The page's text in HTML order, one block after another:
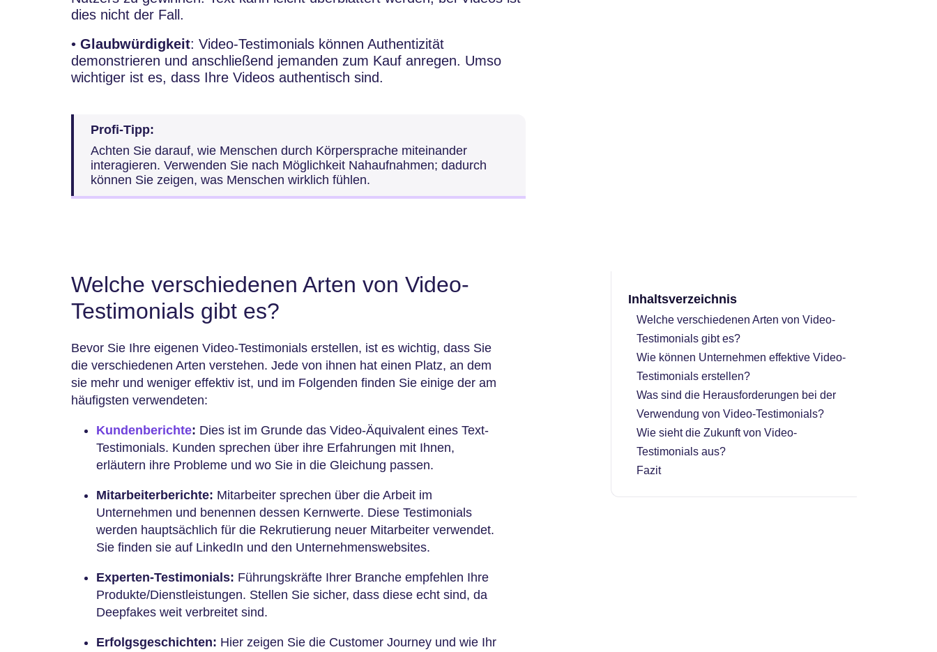
dies nicht der Fall.
• Glaubwürdigkeit: Video-Testimonials können Authentizität
demonstrieren und anschließend jemanden zum Kauf anregen. Umso
wichtiger ist es, dass Ihre Videos authentisch sind.
Profi-Tipp:
Achten Sie darauf, wie Menschen durch Körpersprache miteinander
interagieren. Verwenden Sie nach Möglichkeit Nahaufnahmen; dadurch
können Sie zeigen, was Menschen wirklich fühlen.
Welche verschiedenen Arten von Video-
Testimonials gibt es?
Bevor Sie Ihre eigenen Video-Testimonials erstellen, ist es wichtig, dass Sie
die verschiedenen Arten verstehen. Jede von ihnen hat einen Platz, an dem
sie mehr und weniger effektiv ist, und im Folgenden finden Sie einige der am
häufigsten verwendeten:
Kundenberichte: Dies ist im Grunde das Video-Äquivalent eines Text-
Testimonials. Kunden sprechen über ihre Erfahrungen mit Ihnen,
erläutern ihre Probleme und wo Sie in die Gleichung passen.
Mitarbeiterberichte: Mitarbeiter sprechen über die Arbeit im
Unternehmen und benennen dessen Kernwerte. Diese Testimonials
werden hauptsächlich für die Rekrutierung neuer Mitarbeiter verwendet.
Sie finden sie auf LinkedIn und den Unternehmenswebsites.
Experten-Testimonials: Führungskräfte Ihrer Branche empfehlen Ihre
Produkte/Dienstleistungen. Stellen Sie sicher, dass diese echt sind, da
Deepfakes weit verbreitet sind.
Erfolgsgeschichten: Hier zeigen Sie die Customer Journey und wie Ihr
Inhaltsverzeichnis
Welche verschiedenen Arten von Video-
Testimonials gibt es?
Wie können Unternehmen effektive Video-
Testimonials erstellen?
Was sind die Herausforderungen bei der
Verwendung von Video-Testimonials?
Wie sieht die Zukunft von Video-
Testimonials aus?
Fazit